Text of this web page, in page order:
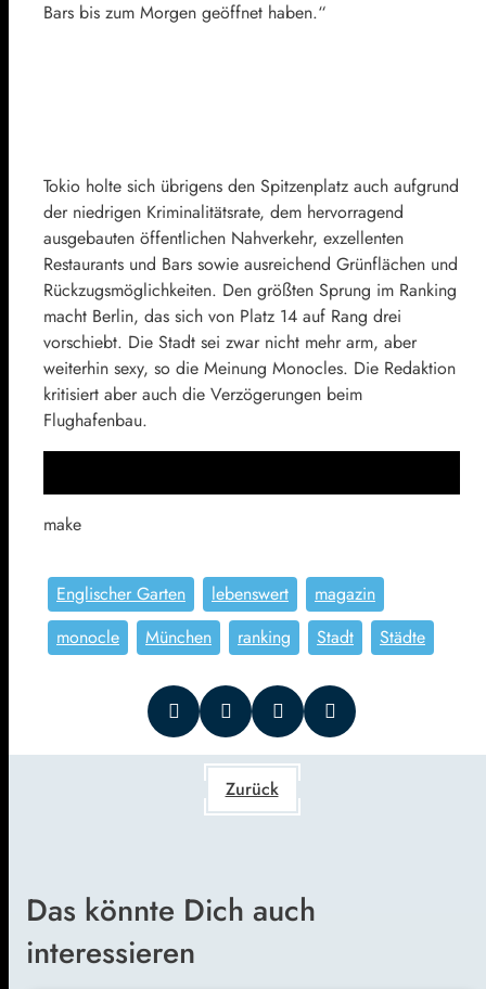
Bars bis zum Morgen geöffnet haben.“
Tokio holte sich übrigens den Spitzenplatz auch aufgrund
der niedrigen Kriminalitätsrate, dem hervorragend
ausgebauten öffentlichen Nahverkehr, exzellenten
Restaurants und Bars sowie ausreichend Grünflächen und
Rückzugsmöglichkeiten. Den größten Sprung im Ranking
macht Berlin, das sich von Platz 14 auf Rang drei
vorschiebt. Die Stadt sei zwar nicht mehr arm, aber
weiterhin sexy, so die Meinung Monocles. Die Redaktion
kritisiert aber auch die Verzögerungen beim
Flughafenbau.
make
Englischer Garten lebenswert
magazin
monocle
München ranking Stadt Städte
Zurück
Das könnte Dich auch
interessieren